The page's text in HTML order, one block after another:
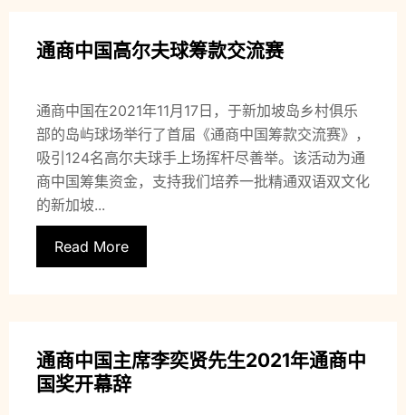
通商中国高尔夫球筹款交流赛
通商中国在2021年11月17日，于新加坡岛乡村俱乐
部的岛屿球场举行了首届《通商中国筹款交流赛》，
吸引124名高尔夫球手上场挥杆尽善举。该活动为通
商中国筹集资金，支持我们培养一批精通双语双文化
的新加坡...
Read More
通商中国主席李奕贤先生2021年通商中
国奖开幕辞